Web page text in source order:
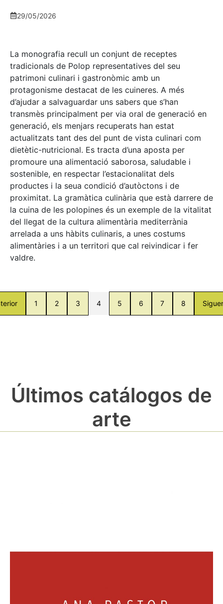
29/05/2026
La monografia recull un conjunt de receptes
tradicionals de Polop representatives del seu
patrimoni culinari i gastronòmic amb un
protagonisme destacat de les cuineres. A més
d’ajudar a salvaguardar uns sabers que s’han
transmès principalment per via oral de generació en
generació, els menjars recuperats han estat
actualitzats tant des del punt de vista culinari com
dietètic-nutricional. Es tracta d’una aposta per
promoure una alimentació saborosa, saludable i
sostenible, en respectar l’estacionalitat dels
productes i la seua condició d’autòctons i de
proximitat. La gramàtica culinària que està darrere de
la cuina de les polopines és un exemple de la vitalitat
del llegat de la cultura alimentària mediterrània
arrelada a uns hàbits culinaris, a unes costums
alimentàries i a un territori que cal reivindicar i fer
valdre.
1 2 3 4 5 6 7 8
Últimos catálogos de
arte